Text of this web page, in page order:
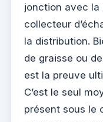
jonction avec la
collecteur
la distribution.
de graisse ou
est la preuve
C’est le seul
présent sous le